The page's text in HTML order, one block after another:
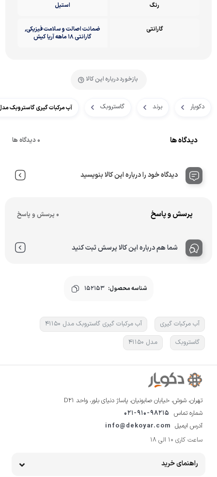
رنگ استیل
گارانتی
ضمانت اصالت و سلامت فیزیکی,
گارانتی ۱۸ ماهه آریا کیش
بازخورد درباره این کالا
دکویار برند گاستروبک آب مرکبات گیری گاستروبک مدل
دیدگاه ها 0 دیدگاه ها
دیدگاه خود را درباره این کالا بنویسید
پرسش و پاسخ 0 پرسش و پاسخ
شما هم درباره این کالا پرسش ثبت کنید
شناسه محصول: 152153
آب مرکبات گیری
آب مرکبات گیری گاستروبک مدل 41150
گاستروبک
مدل 41150
تهران، شوش، خیابان صابونیان، پاساژ دنیای بلور، واحد D21
شماره تماس 021-910-98215
آدرس ایمیل info@dekoyar.com
ساعت کاری 10 الی 18
راهنمای خرید